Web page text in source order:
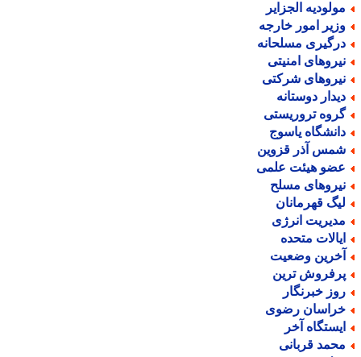
الجزایر
امور خارجه
مسلحانه
امنیتی
شرکتی
دوستانه
تروریستی
یاسوج
آذر قزوین
هیئت علمی
مسلح
قهرمانان
انرژی
متحده
وضعیت
ترین
خبرنگار
رضوی
آخر
قربانی